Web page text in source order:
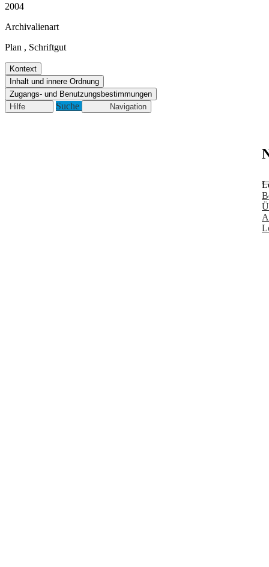
2004
Archivalienart
Plan , Schriftgut
Kontext
Inhalt und innere Ordnung
Zugangs- und Benutzungsbestimmungen
Hilfe
Suche Navigation